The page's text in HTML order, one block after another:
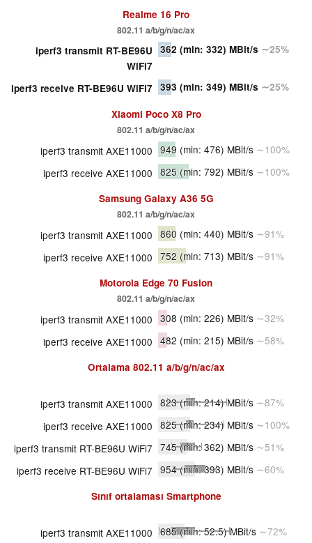
Realme 16 Pro
802.11 a/b/g/n/ac/ax
iperf3 transmit RT-BE96U
WiFi7
362 (min: 332) MBit/s ∼25%
iperf3 receive RT-BE96U WiFi7 393 (min: 349) MBit/s ∼25%
Xiaomi Poco X8 Pro
802.11 a/b/g/n/ac/ax
iperf3 transmit AXE11000 949 (min: 476) MBit/s ∼100%
iperf3 receive AXE11000 825 (min: 792) MBit/s ∼100%
Samsung Galaxy A36 5G
802.11 a/b/g/n/ac/ax
iperf3 transmit AXE11000 860 (min: 440) MBit/s ∼91%
iperf3 receive AXE11000 752 (min: 713) MBit/s ∼91%
Motorola Edge 70 Fusion
802.11 a/b/g/n/ac/ax
iperf3 transmit AXE11000 308 (min: 226) MBit/s ∼32%
iperf3 receive AXE11000 482 (min: 215) MBit/s ∼58%
Ortalama 802.11 a/b/g/n/ac/ax
iperf3 transmit AXE11000 823(min: 214)MBit/s ∼87%
iperf3 receive AXE11000 825(min: 234) MBit/s ∼100%
iperf3 transmit RT-BE96U WiFi7 745(min: 362) MBit/s ∼51%
iperf3 receive RT-BE96U WiFi7 954(min: 393) MBit/s ∼60%
Sınıf ortalaması Smartphone
iperf3 transmit AXE11000 685(min: 52.5)MBit/s ∼72%